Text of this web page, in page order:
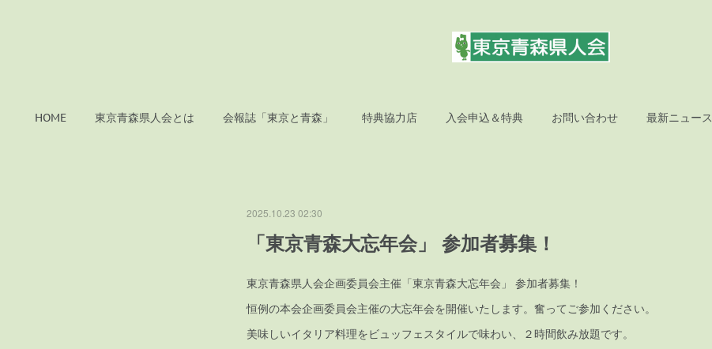
HOME 東京青森県人会とは 会報誌「東京と青森」 特典協力店 入会申込＆特典 お問い合わせ 最新ニュース
2025.10.23 02:30
「東京青森大忘年会」 参加者募集！
東京青森県人会企画委員会主催「東京青森大忘年会」 参加者募集！
恒例の本会企画委員会主催の大忘年会を開催いたします。奮ってご参加ください。
美味しいイタリア料理をビュッフェスタイルで味わい、２時間飲み放題です。